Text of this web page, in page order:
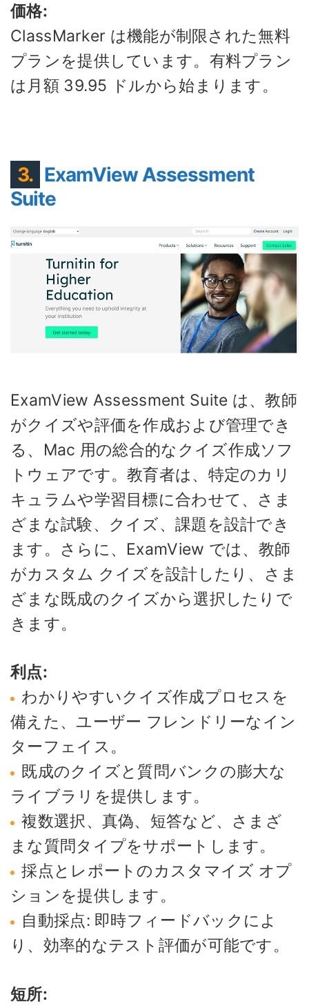
価格:
ClassMarker は機能が制限された無料
プランを提供しています。有料プラン
は月額 39.95 ドルから始まります。
3. ExamView Assessment
Suite
ExamView Assessment Suite は、教師
がクイズや評価を作成および管理でき
る、Mac 用の総合的なクイズ作成ソフ
トウェアです。教育者は、特定のカリ
キュラムや学習目標に合わせて、さま
ざまな試験、クイズ、課題を設計でき
ます。さらに、ExamView では、教師
がカスタム クイズを設計したり、さま
ざまな既成のクイズから選択したりで
きます。
利点:
わかりやすいクイズ作成プロセスを
備えた、ユーザー フレンドリーなイン
ターフェイス。
既成のクイズと質問バンクの膨大な
ライブラリを提供します。
複数選択、真偽、短答など、さまざ
まな質問タイプをサポートします。
採点とレポートのカスタマイズ オプ
ションを提供します。
自動採点: 即時フィードバックによ
り、効率的なテスト評価が可能です。
短所: